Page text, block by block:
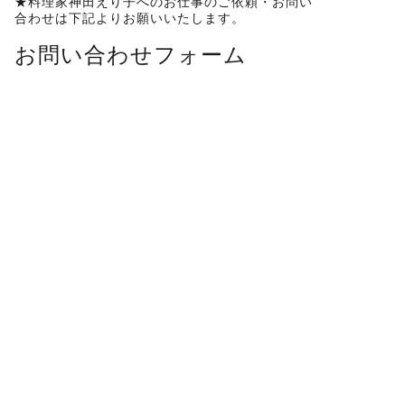
合わせは下記よりお願いいたします。
お問い合わせフォーム